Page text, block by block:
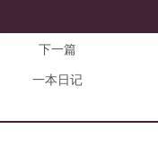
下一篇
一本日记